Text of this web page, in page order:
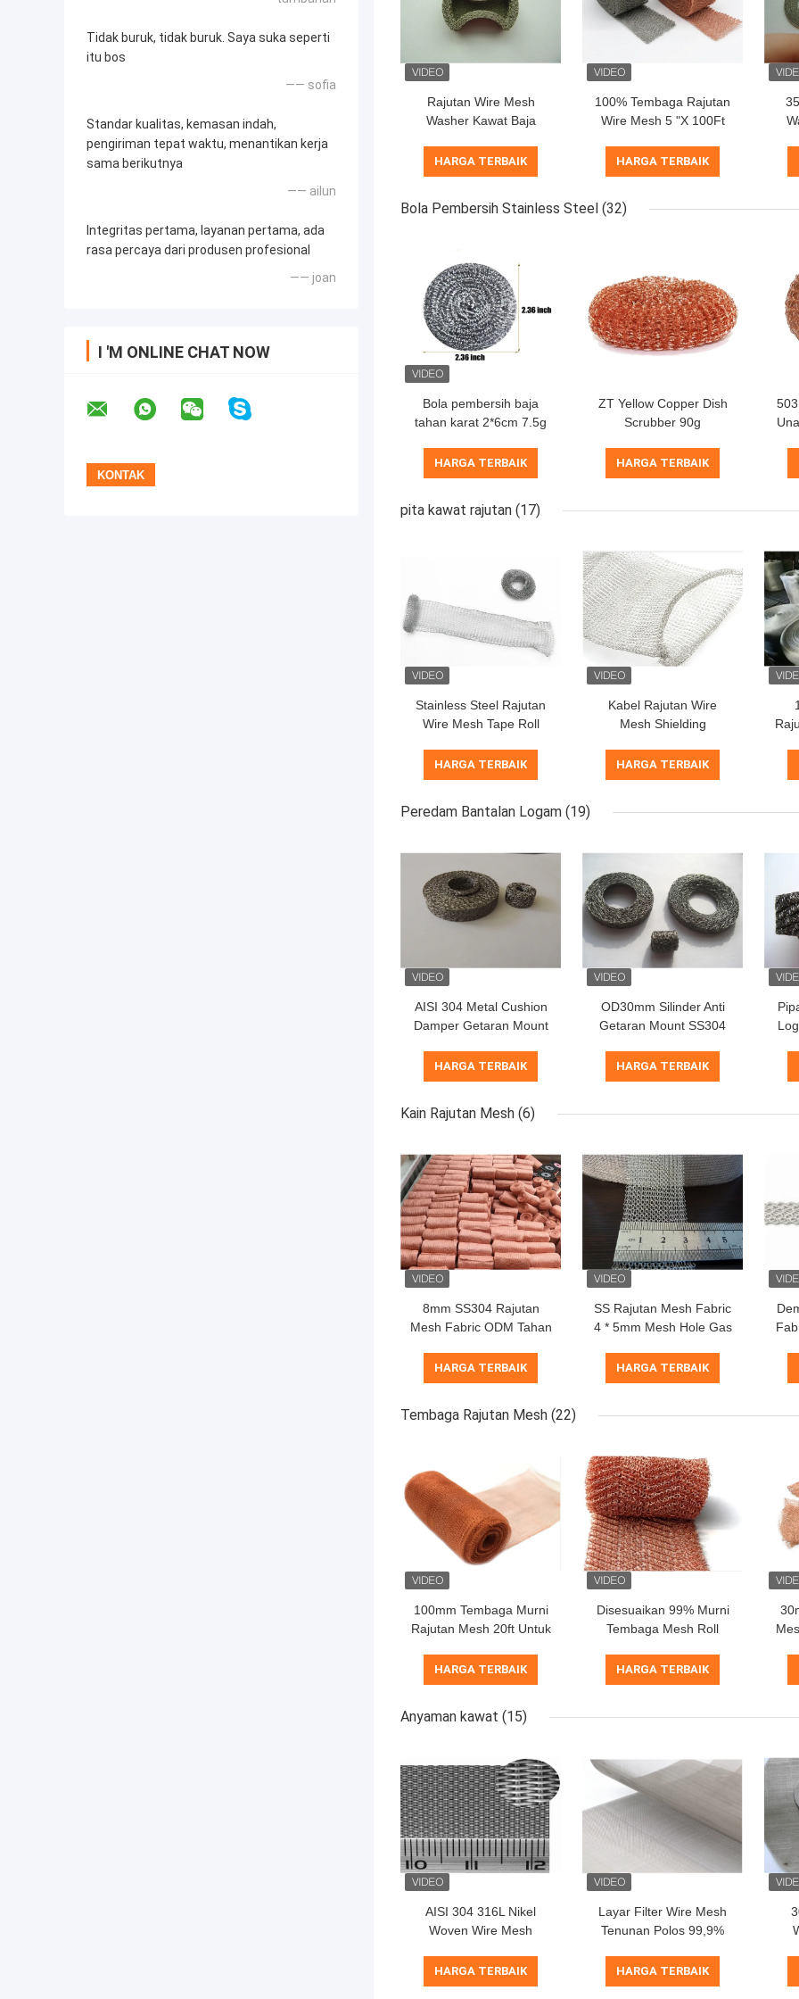
Tidak buruk, tidak buruk. Saya suka seperti
itu bos
—— sofia
Standar kualitas, kemasan indah,
pengiriman tepat waktu, menantikan kerja
sama berikutnya
—— ailun
Integritas pertama, layanan pertama, ada
rasa percaya dari produsen profesional
—— joan
I 'M ONLINE CHAT NOW
Rajutan Wire Mesh
Washer Kawat Baja
Elastis Core Clad
ISO9001
HARGA TERBAIK
100% Tembaga Rajutan
Wire Mesh 5 "X 100Ft
Pengendalian Hama
HARGA TERBAIK
Bola Pembersih Stainless Steel (32)
Bola pembersih baja
tahan karat 2*6cm 7.5g
untuk menggosok dapur
tugas berat
HARGA TERBAIK
ZT Yellow Copper Dish
Scrubber 90g
Peralatan Dapur
Tangguh
HARGA TERBAIK
pita kawat rajutan (17)
Stainless Steel Rajutan
Wire Mesh Tape Roll
Disesuaikan Untuk
Pengendalian Hama
HARGA TERBAIK
Kabel Rajutan Wire
Mesh Shielding
Tahan Karat
HARGA TERBAIK
Peredam Bantalan Logam (19)
AISI 304 Metal Cushion
Damper Getaran Mount
Disesuaikan Untuk
Kereta Api
HARGA TERBAIK
OD30mm Silinder Anti
Getaran Mount SS304
Terkompresi untuk
Redaman Industri
HARGA TERBAIK
Kain Rajutan Mesh (6)
8mm SS304 Rajutan
Mesh Fabric ODM Tahan
HARGA TERBAIK
SS Rajutan Mesh Fabric
4 * 5mm Mesh Hole Gas
Demister
HARGA TERBAIK
Tembaga Rajutan Mesh (22)
100mm Tembaga Murni
Rajutan Mesh 20ft Untuk
HARGA TERBAIK
Disesuaikan 99% Murni
Tembaga Mesh Roll
Isolasi Termal
HARGA TERBAIK
Anyaman kawat (15)
AISI 304 316L Nikel
Woven Wire Mesh
-1.8mm
HARGA TERBAIK
Layar Filter Wire Mesh
Tenunan Polos 99,9%
6.30mm Diameter Kawat
HARGA TERBAIK